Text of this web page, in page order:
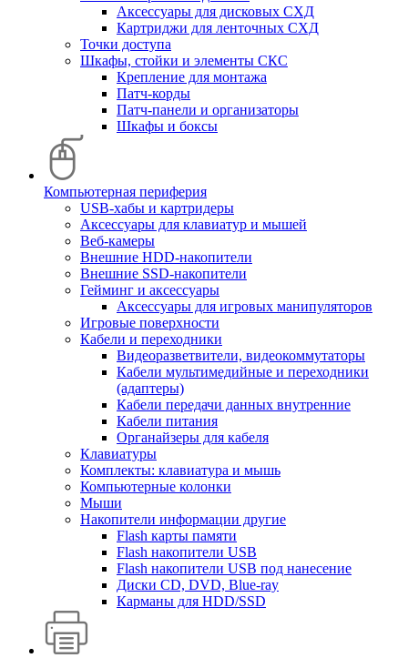
Аксессуары для дисковых СХД
Картриджи для ленточных СХД
Точки доступа
Шкафы, стойки и элементы СКС
Крепление для монтажа
Патч-корды
Патч-панели и организаторы
Шкафы и боксы
Компьютерная периферия
USB-хабы и картридеры
Аксессуары для клавиатур и мышей
Веб-камеры
Внешние HDD-накопители
Внешние SSD-накопители
Гейминг и аксессуары
Аксессуары для игровых манипуляторов
Игровые поверхности
Кабели и переходники
Видеоразветвители, видеокоммутаторы
Кабели мультимедийные и переходники
(адаптеры)
Кабели передачи данных внутренние
Кабели питания
Органайзеры для кабеля
Клавиатуры
Комплекты: клавиатура и мышь
Компьютерные колонки
Мыши
Накопители информации другие
Flash карты памяти
Flash накопители USB
Flash накопители USB под нанесение
Диски CD, DVD, Blue-ray
Карманы для HDD/SSD